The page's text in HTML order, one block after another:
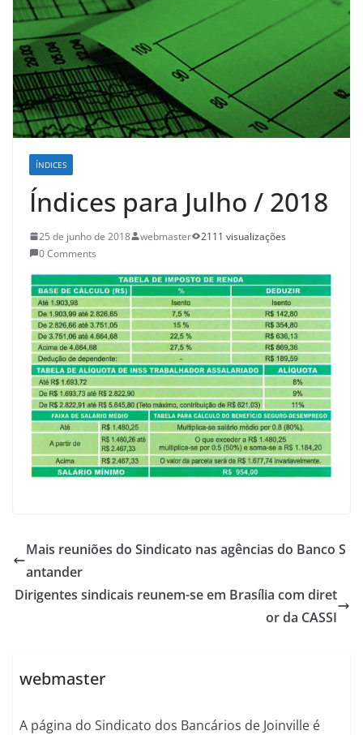
ÍNDICES
Índices para Julho / 2018
25 de junho de 2018 webmaster
2111 visualizações
0 Comments
Mais reuniões do Sindicato nas agências do Banco S
antander
Dirigentes sindicais reunem-se em Brasília com diret
or da CASSI
webmaster
A página do Sindicato dos Bancários de Joinville é